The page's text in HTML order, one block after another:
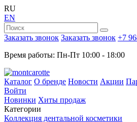
RU
EN
Заказать звонок Заказать звонок +7
Время работы: Пн-Пт 10:00 - 18:00
Каталог О бренде Новости Акции
Войти
Новинки Хиты продаж
Категории
Коллекция дентальной косметики